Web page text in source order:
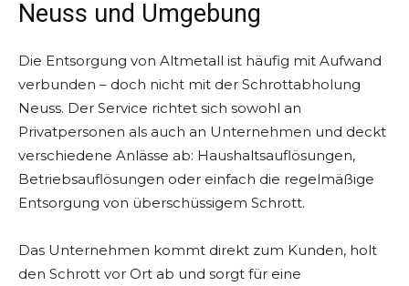
Neuss und Umgebung
Die Entsorgung von Altmetall ist häufig mit Aufwand
verbunden – doch nicht mit der Schrottabholung
Neuss. Der Service richtet sich sowohl an
Privatpersonen als auch an Unternehmen und deckt
verschiedene Anlässe ab: Haushaltsauflösungen,
Betriebsauflösungen oder einfach die regelmäßige
Entsorgung von überschüssigem Schrott.
Das Unternehmen kommt direkt zum Kunden, holt
den Schrott vor Ort ab und sorgt für eine